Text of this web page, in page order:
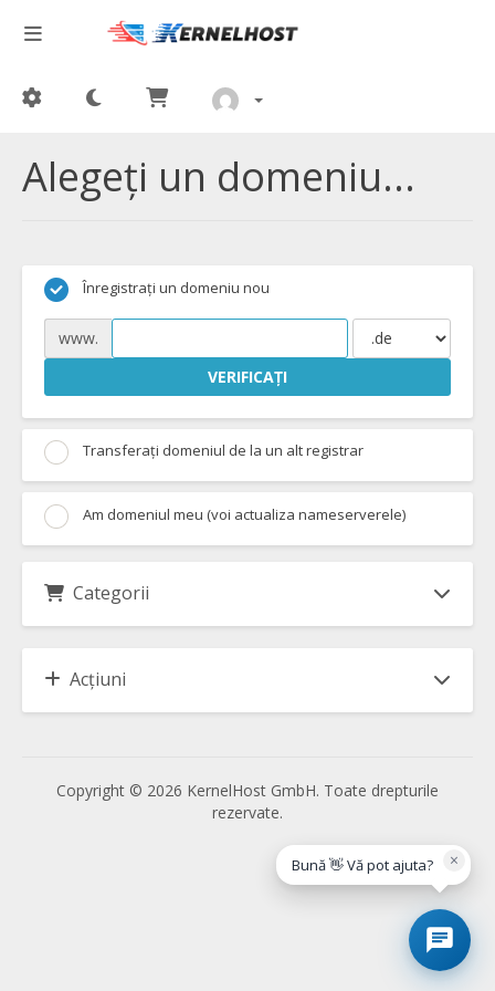
Alegeți un domeniu...
Înregistrați un domeniu nou
www.
VERIFICAȚI
Transferați domeniul de la un alt registrar
Am domeniul meu (voi actualiza nameserverele)
Categorii
Acțiuni
Copyright © 2026 KernelHost GmbH. Toate drepturile
rezervate.
×
Bună 👋 Vă pot ajuta?